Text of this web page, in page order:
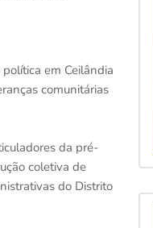
em Ceilândia
comunitárias
da pré-
coletiva de
do Distrito